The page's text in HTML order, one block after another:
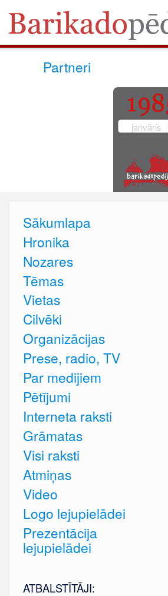
Partneri
janvāris
Sākumlapa
Hronika
Nozares
Tēmas
Vietas
Cilvēki
Organizācijas
Prese, radio, TV
Par medijiem
Pētījumi
Interneta raksti
Grāmatas
Visi raksti
Atmiņas
Video
Logo lejupielādei
Prezentācija
lejupielādei
ATBALSTĪTĀJI: